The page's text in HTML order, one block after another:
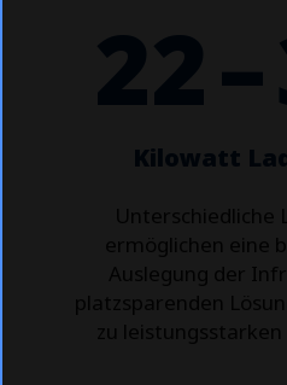
22–
Kilowatt